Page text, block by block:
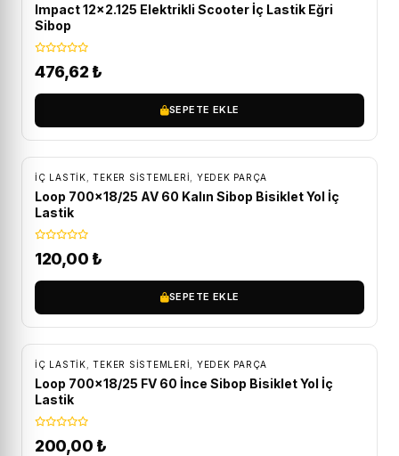
Impact 12×2.125 Elektrikli Scooter İç Lastik Eğri
Sibop
476,62₺
SEPETE EKLE
İÇ LASTIK ,TEKER SISTEMLERI YEDEK PARÇA
Loop 700×18/25 AV 60 Kalın Sibop Bisiklet Yol İç
Lastik
120,00 ₺
SEPETE EKLE
İÇ LASTIK ,TEKER SISTEMLERI YEDEK PARÇA
Loop 700×18/25 FV 60 İnce Sibop Bisiklet Yol İç
Lastik
200,00 ₺